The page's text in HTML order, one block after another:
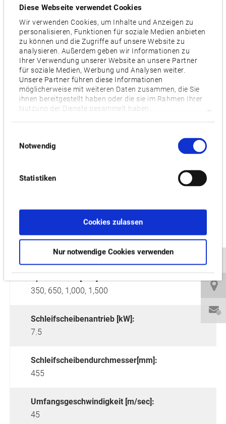
Diese Webseite verwendet Cookies
Wir verwenden Cookies, um Inhalte und Anzeigen zu
personalisieren, Funktionen für soziale Medien anbieten
zu können und die Zugriffe auf unsere Website zu
analysieren. Außerdem geben wir Informationen zu
Ihrer Verwendung unserer Website an unsere Partner
für soziale Medien, Werbung und Analysen weiter.
Unsere Partner führen diese Informationen
möglicherweise mit weiteren Daten zusammen, die Sie
ihnen bereitgestellt haben oder die sie im Rahmen Ihrer
Nutzung der Dienste gesammelt haben.
Notwendig
Statistiken
Cookies zulassen
Nur notwendige Cookies verwenden
Videos / Downloads
ZUGEHÖRIGE PRODUKTE:
GP/GA-34FII
Max. Schleifdurchmesser [mm]:
350, 650, 1,000, 1,500
Schleifscheibenantrieb [kW]:
7.5
Schleifscheibendurchmesser[mm]:
455
Umfangsgeschwindigkeit [m/sec]:
45